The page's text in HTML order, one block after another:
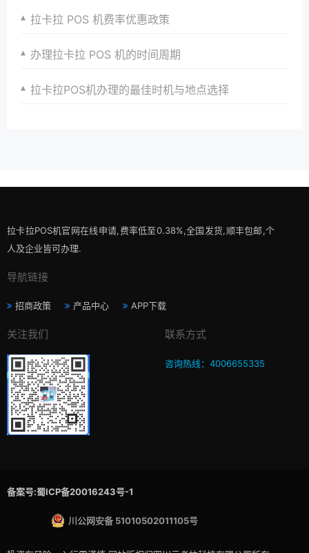
拉卡拉 POS 机费率优惠政策
办理拉卡拉 POS 机的时间周期
拉卡拉POS机办理的最佳时机与地点选择
拉卡拉POS机官网在线申请,费率低至0.38%,全国发货,顺丰包邮,个
人及企业皆可办理.
导航链接
招商政策 产品中心 APP下载
关注我们 联系方式
咨询热线：4006655335
备案号:蜀ICP备20016243号-1
川公网安备 51010502011105号